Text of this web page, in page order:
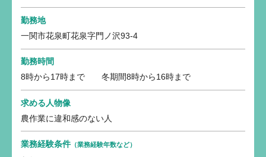
勤務地
一関市花泉町花泉字門ノ沢93-4
勤務時間
8時から17時まで 冬期間8時から16時まで
求める人物像
農作業に違和感のない人
業務経験条件 （業務経験年数など）